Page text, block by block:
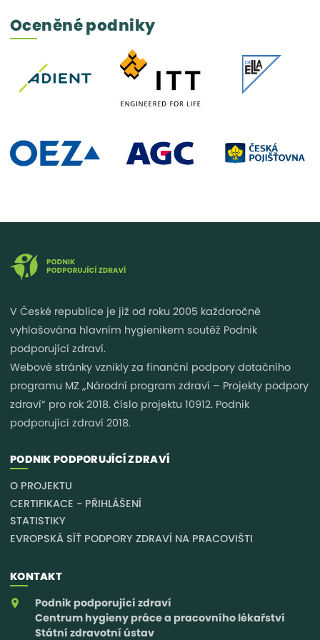
Oceněné podniky
V České republice je již od roku 2005 každoročně
vyhlašována hlavním hygienikem soutěž Podnik
podporující zdraví.
Webové stránky vznikly za finanční podpory dotačního
programu MZ „Národní program zdraví – Projekty podpory
zdraví“ pro rok 2018. číslo projektu 10912. Podnik
podporující zdraví 2018.
PODNIK PODPORUJÍCÍ ZDRAVÍ
O PROJEKTU
CERTIFIKACE - PŘIHLÁŠENÍ
STATISTIKY
EVROPSKÁ SÍŤ PODPORY ZDRAVÍ NA PRACOVIŠTI
KONTAKT
Podnik podporující zdraví
Centrum hygieny práce a pracovního lékařství
Státní zdravotní ústav